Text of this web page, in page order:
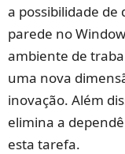
a possibilidade de
parede no
ambiente de
uma nova
inovação. Além
elimina a
esta tarefa.